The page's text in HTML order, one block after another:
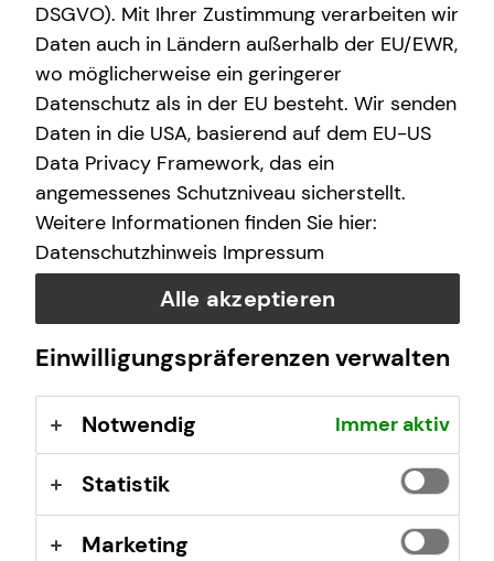
Registrierungsnummer: D-AH43-0HPUI-79
Berufsbezeichnung: Versicherungsvertreter mit Erlaubnis
nach § 34 d Abs. 1 GewO Bundesrepublik Deutschland
(GewO), §§ 59 – 68 Gesetz über den
Versicherungsvertrag (VVG), Verordnung über die
Versicherungsvermittlung und -beratung (VersVermV),
abrufbar unterwww.gesetze-im-internet.de
Erlaubnis nach § 34f GewO ​
Aufsichtsbehörde:
IHK für Ostfriesland und Papenburg
Ringstraße 4
26721 Emden
Berufsbezeichnung: Finanzanlagenvermittler nach § 34f
DSGVO). Mit Ihrer Zustimmung verarbeiten wir
Daten auch in Ländern außerhalb der EU/EWR,
wo möglicherweise ein geringerer
Datenschutz als in der EU besteht. Wir senden
Daten in die USA, basierend auf dem EU-US
Data Privacy Framework, das ein
angemessenes Schutzniveau sicherstellt.
Weitere Informationen finden Sie hier:
Datenschutzhinweis Impressum
Alle akzeptieren
Einwilligungspräferenzen verwalten
Notwendig Immer aktiv
Statistik
Marketing